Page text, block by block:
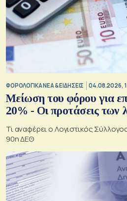
ΦΟΡΟΛΟΓΙΚΑ ΝΕΑ & EΙΔΗΣΕΙΣ 04.08.2026,
Μείωση του φόρου για
20% - Οι προτάσεις των
Τι αναφέρει ο Λογιστικός
90η ΔΕΘ